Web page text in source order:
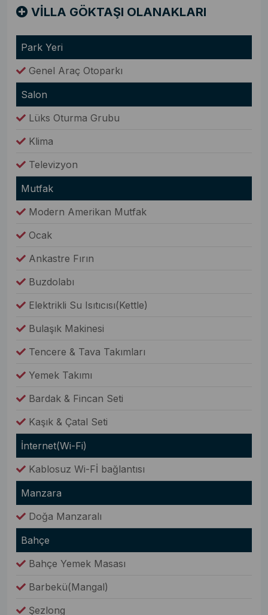
VİLLA GÖKTAŞI OLANAKLARI
Park Yeri
Genel Araç Otoparkı
Salon
Lüks Oturma Grubu
Klima
Televizyon
Mutfak
Modern Amerikan Mutfak
Ocak
Ankastre Fırın
Buzdolabı
Elektrikli Su Isıtıcısı(Kettle)
Bulaşık Makinesi
Tencere & Tava Takımları
Yemek Takımı
Bardak & Fincan Seti
Kaşık & Çatal Seti
İnternet(Wi-Fi)
Kablosuz Wi-Fİ bağlantısı
Manzara
Doğa Manzaralı
Bahçe
Bahçe Yemek Masası
Barbekü(Mangal)
Şezlong